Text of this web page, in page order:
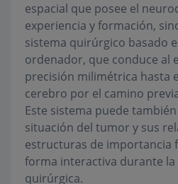
espacial que posee el
experiencia y formación,
sistema quirúrgico basado
ordenador, que conduce al
precisión milimétrica hasta
cerebro por el camino
Este sistema puede
situación del tumor y sus
estructuras de importancia
forma interactiva durante
quirúrgica.